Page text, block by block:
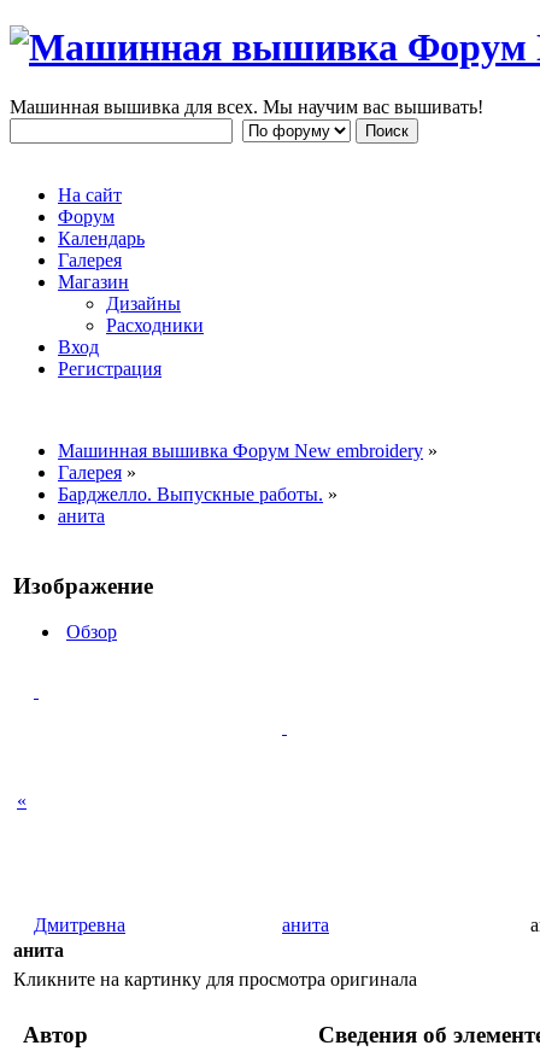
Машинная вышивка для всех. Мы научим вас вышивать!
На сайт
Форум
Календарь
Галерея
Магазин
Дизайны
Расходники
Вход
Регистрация
Машинная вышивка Форум New embroidery »
Галерея »
Барджелло. Выпускные работы. »
анита
Изображение
Обзор
«
Дмитревна анита
анита
Кликните на картинку для просмотра оригинала
Автор Сведения об